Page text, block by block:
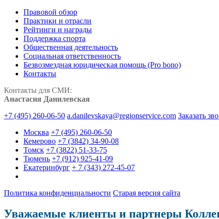
Правовой обзор
Практики и отрасли
Рейтинги и награды
Поддержка спорта
Общественная деятельность
Социальная ответственность
Безвозмездная юридическая помощь (Pro bono)
Контакты
Контакты для СМИ:
Анастасия Данилевская
+7 (495) 260-06-50 a.danilevskaya@regionservice.com Заказать
Москва +7 (495) 260-06-50
Кемерово +7 (3842) 34-90-08
Томск +7 (3822) 51-33-75
Тюмень +7 (912) 925-41-09
Екатеринбург + 7 (343) 272-45-07
Политика конфиденциальности Старая версия сайта
Уважаемые клиенты и партнеры